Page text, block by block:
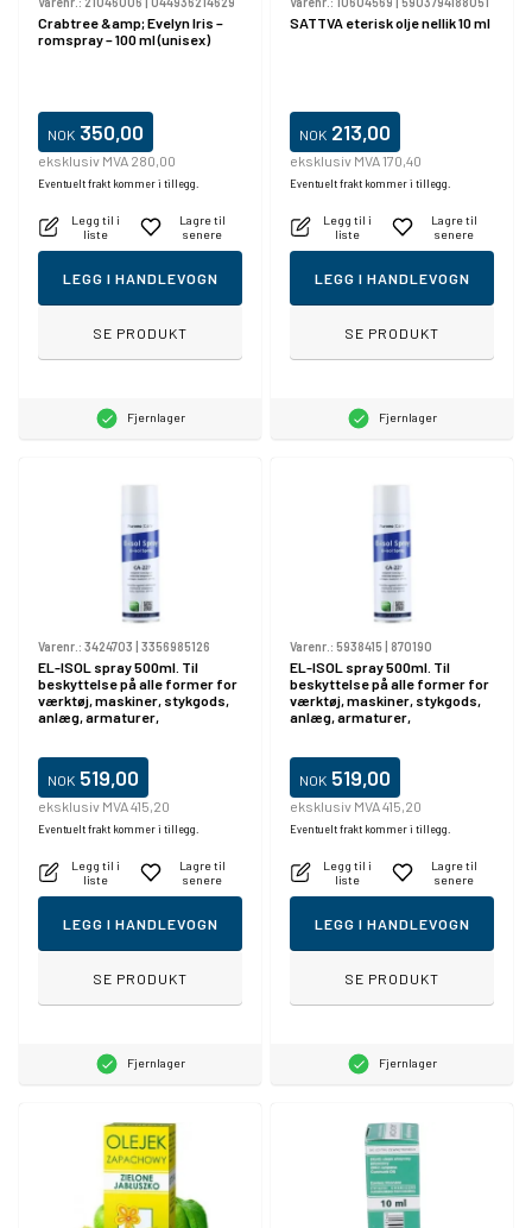
Crabtree &amp; Evelyn Iris –
romspray – 100 ml (unisex)
NOK 350,00
eksklusiv MVA 280,00
Eventuelt frakt kommer i tillegg.
Legg til i
liste
Lagre til
senere
LEGG I HANDLEVOGN
SE PRODUKT
Fjernlager
SATTVA eterisk olje nellik 10 ml
NOK 213,00
eksklusiv MVA 170,40
Eventuelt frakt kommer i tillegg.
Legg til i
liste
Lagre til
senere
LEGG I HANDLEVOGN
SE PRODUKT
Fjernlager
Varenr.: 3424703 3356985126
EL-ISOL spray 500ml. Til
beskyttelse på alle former for
værktøj, maskiner, stykgods,
anlæg, armaturer,
NOK 519,00
eksklusiv MVA 415,20
Eventuelt frakt kommer i tillegg.
Legg til i
liste
Lagre til
senere
LEGG I HANDLEVOGN
SE PRODUKT
Fjernlager
Varenr.: 5938415 870190
EL-ISOL spray 500ml. Til
beskyttelse på alle former for
værktøj, maskiner, stykgods,
anlæg, armaturer,
NOK 519,00
eksklusiv MVA 415,20
Eventuelt frakt kommer i tillegg.
Legg til i
liste
Lagre til
senere
LEGG I HANDLEVOGN
SE PRODUKT
Fjernlager